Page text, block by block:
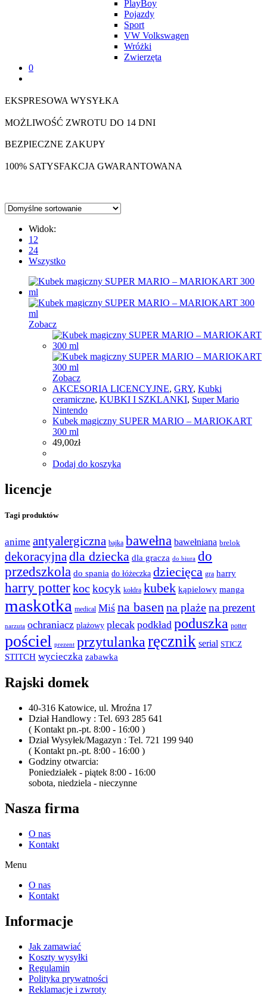
PlayBoy
Pojazdy
Sport
VW Volkswagen
Wróżki
Zwierzęta
0
EKSPRESOWA WYSYŁKA
MOŻLIWOŚĆ ZWROTU DO 14 DNI
BEZPIECZNE ZAKUPY
100% SATYSFAKCJA GWARANTOWANA
Widok:
12
24
Wszystko
Zobacz
Zobacz
AKCESORIA LICENCYJNE, GRY, Kubki
ceramiczne, KUBKI I SZKLANKI, Super Mario
Nintendo
Kubek magiczny SUPER MARIO – MARIOKART
300 ml
49,00zł
Dodaj do koszyka
licencje
Tagi produktów
anime antyalergiczna bajka bawełna bawełniana brelok
dekoracyjna dla dziecka dla gracza do biura do
przedszkola do spania do łóżeczka dziecięca gra harry
harry potterkoc kocyk kołdra kubek kąpielowy manga
maskotka medical Miś na basenna plażena prezent
narzuta ochraniacz plażowy plecak podkład poduszka potter
pościel prezent przytulankaręcznik serial STICZ
STITCH wycieczka zabawka
Rajski domek
40-316 Katowice, ul. Mroźna 17
Dział Handlowy : Tel. 693 285 641
( Kontakt pn.-pt. 8:00 - 16:00 )
Dział Wysyłek/Magazyn : Tel. 721 199 940
( Kontakt pn.-pt. 8:00 - 16:00 )
Godziny otwarcia:
Poniedziałek - piątek 8:00 - 16:00
sobota, niedziela - nieczynne
Nasza firma
O nas
Kontakt
Menu
O nas
Kontakt
Informacje
Jak zamawiać
Koszty wysyłki
Regulamin
Polityka prywatności
Reklamacje i zwroty